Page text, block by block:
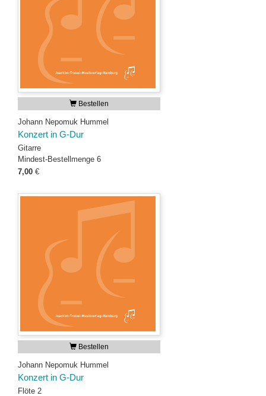
Bestellen
Johann Nepomuk Hummel
Konzert in G-Dur
Gitarre
Mindest-Bestellmenge 6
7,00 €
Bestellen
Johann Nepomuk Hummel
Konzert in G-Dur
Flöte 2